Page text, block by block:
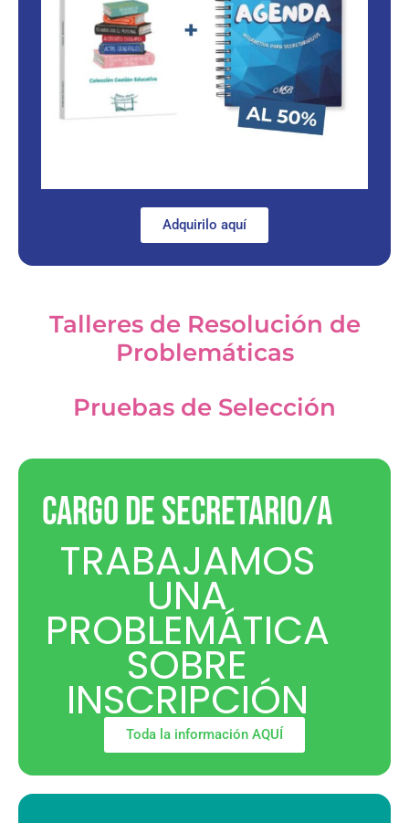
Adquirilo aquí
Talleres de Resolución de
Problemáticas
Pruebas de Selección
CARGO DE SECRETARIO/A
TRABAJAMOS
UNA
PROBLEMÁTICA
SOBRE
INSCRIPCIÓN
Toda la información AQUÍ